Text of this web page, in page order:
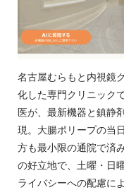
名古屋むらもと内視鏡
化した専門クリニック
医が、最新機器と鎮静
現。大腸ポリープの当
方も最小限の通院で済
の好立地で、土曜・日
ライバシーへの配慮に